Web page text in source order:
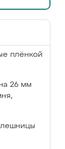
плёнкой
26 мм